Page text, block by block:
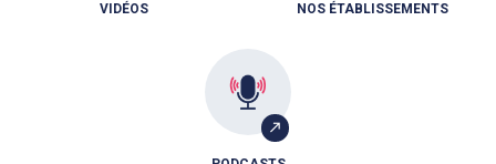
VIDÉOS NOS ÉTABLISSEMENTS